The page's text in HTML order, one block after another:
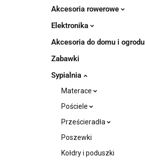
Akcesoria rowerowe
Elektronika
Akcesoria do domu i ogrodu
Zabawki
Sypialnia
Materace
Pościele
Prześcieradła
Poszewki
Kołdry i poduszki